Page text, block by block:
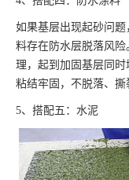
如果基层出现起砂问
料存在防水层脱落风
理，起到加固基层同
粘结牢固，不脱落、撕
5、搭配五：水泥